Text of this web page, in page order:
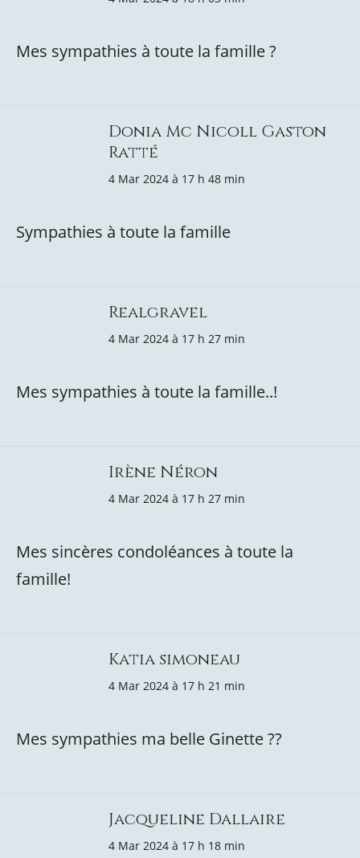
Mes sympathies à toute la famille ?
Donia Mc Nicoll Gaston
Ratté
4 Mar 2024 à 17 h 48 min
Sympathies à toute la famille
Realgravel
4 Mar 2024 à 17 h 27 min
Mes sympathies à toute la famille..!
Irène Néron
4 Mar 2024 à 17 h 27 min
Mes sincères condoléances à toute la
famille!
Katia simoneau
4 Mar 2024 à 17 h 21 min
Mes sympathies ma belle Ginette ??
Jacqueline Dallaire
4 Mar 2024 à 17 h 18 min